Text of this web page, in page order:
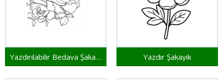
Yazdırılabilir Bedava Şakayık Yazdır Şakayık